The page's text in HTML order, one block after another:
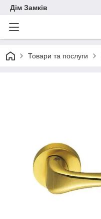
Дім Замків
Товари та послуги